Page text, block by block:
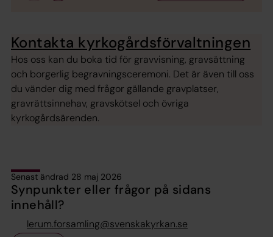
Kontakta kyrkogårdsförvaltningen
Hos oss kan du boka tid för gravvisning, gravsättning
och borgerlig begravningsceremoni. Det är även till oss
du vänder dig med frågor gällande gravplatser,
gravrättsinnehav, gravskötsel och övriga
kyrkogårdsärenden.
Senast ändrad 28 maj 2026
Synpunkter eller frågor på sidans
innehåll?
lerum.forsamling@svenskakyrkan.se